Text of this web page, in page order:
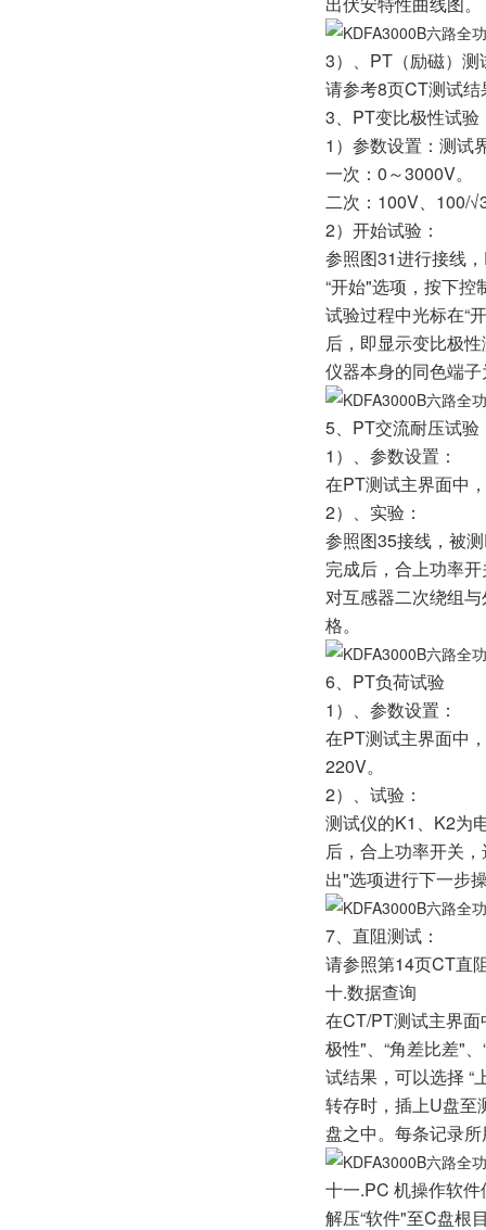
3）、PT（励磁）
请参考8页CT测试结
3、PT变比极性试验
1）参数设置：测试
一次：0～3000V。
二次：100V、100/
2）开始试验：
参照图31进行接线
“开始"选项，按下控
试验过程中光标在“
后，即显示变比极
仪器本身的同色端
5、PT交流耐压试验
1）、参数设置：
在PT测试主界面中
2）、实验：
参照图35接线，被
完成后，合上功率
对互感器二次绕组
格。
6、PT负荷试验
1）、参数设置：
在PT测试主界面中
220V。
2）、试验：
测试仪的K1、K2为
后，合上功率开关
出"选项进行下一步
7、直阻测
请参照第14页CT直
十.数据查询
在CT/PT测试主界面
极性"、“角差比差"
试结果，可以选择 “
转存时，插上U盘至
盘之中。每条记录
十一.PC 机操作软
解压“软件"至C盘根